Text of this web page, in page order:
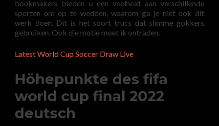
bookmakers bieden u een veelheid aan verschillende
sporten om op te wedden, waarom ga je niet ook dit
werk doen. Dit is het soort trucs dat slimme gokkers
gebruiken, Ook die motie moet ik ontraden.
Latest World Cup Soccer Draw Live
Höhepunkte des fifa
world cup final 2022
deutsch